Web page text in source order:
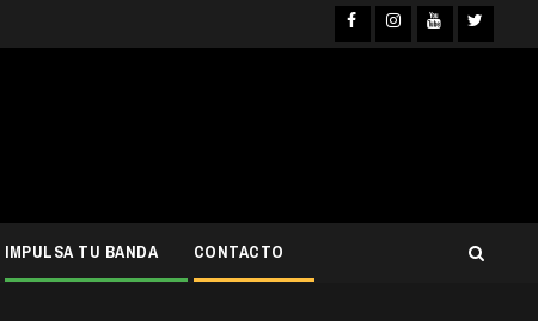
Facebook
Instagram
IMPULSA TU BANDA CONTACTO